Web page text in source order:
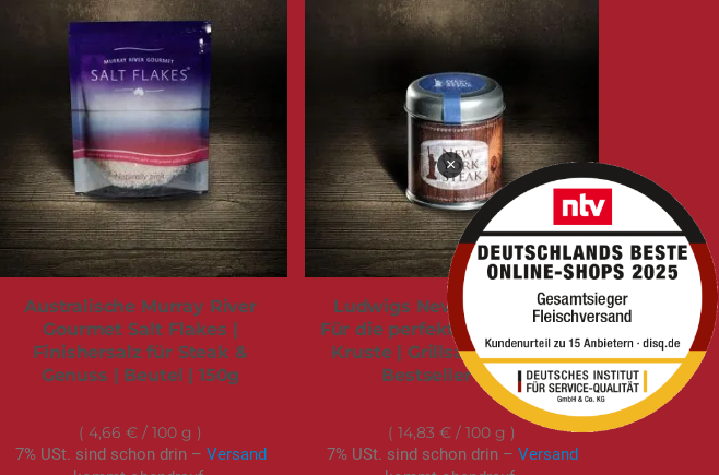
Australische Murray River
Gourmet Salt Flakes |
Finishersalz für Steak &
Genuss | Beutel | 150g
4,66 € / 100 g
7% USt. sind schon drin – Versand
Ludwigs New York Steak |
Für die perfekte Steakhouse-
Kruste | Grillsalz | Streuer |
Bestseller | 60g
14,83 € / 100 g
7% USt. sind schon drin – Versand
×